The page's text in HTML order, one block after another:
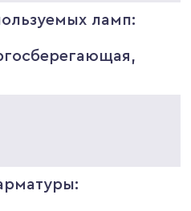
ламп: